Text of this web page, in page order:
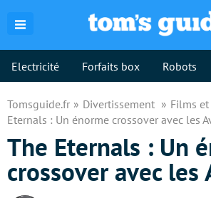
Electricité Forfaits box Robots
Tomsguide.fr Divertissement Films
Eternals : Un énorme crossover avec les
The Eternals : Un
crossover avec les